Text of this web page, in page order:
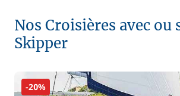
Nos Croisières avec ou
Skipper
-20%